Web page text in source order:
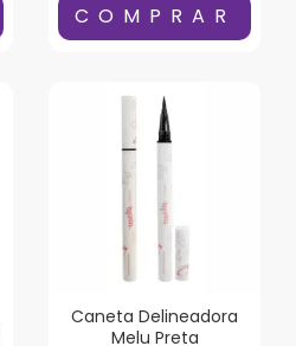
Caneta Delineadora
Melu Preta